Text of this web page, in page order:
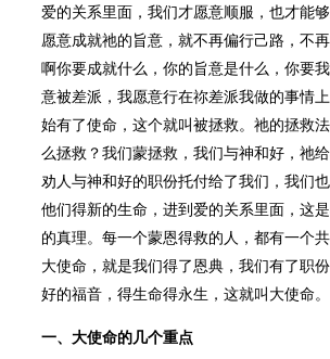
爱的关系里面，我们才愿意顺服，也才能
愿意成就祂的旨意，就不再偏行己路，不
啊你要成就什么，你的旨意是什么，你要
意被差派，我愿意行在祢差派我做的事情
始有了使命，这个就叫被拯救。祂的拯救
么拯救？我们蒙拯救，我们与神和好，祂
劝人与神和好的职份托付给了我们，我们
他们得新的生命，进到爱的关系里面，这
的真理。每一个蒙恩得救的人，都有一个
大使命，就是我们得了恩典，我们有了职
好的福音，得生命得永生，这就叫大使命。
一、大使命的几个重点